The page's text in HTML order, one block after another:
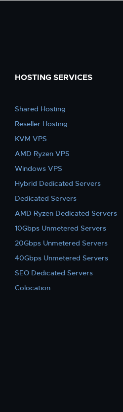
HOSTING SERVICES
Shared Hosting
Reseller Hosting
KVM VPS
AMD Ryzen VPS
Windows VPS
Hybrid Dedicated Servers
Dedicated Servers
AMD Ryzen Dedicated Servers
10Gbps Unmetered Servers
20Gbps Unmetered Servers
40Gbps Unmetered Servers
SEO Dedicated Servers
Colocation